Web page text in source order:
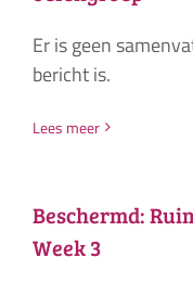
Er is geen
bericht is.
Lees meer
Beschermd:
Week 3